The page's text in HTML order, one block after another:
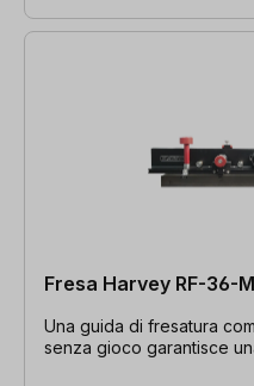
Fresa Harvey RF-36-M
Una guida di fresatura
senza gioco garantisce